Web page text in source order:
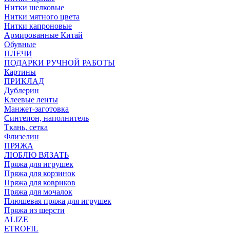
Нитки шелковые
Нитки мятного цвета
Нитки капроновые
Армированные Китай
Обувные
ПЛЕЧИ
ПОДАРКИ РУЧНОЙ РАБОТЫ
Картины
ПРИКЛАД
Дублерин
Клеевые ленты
Манжет-заготовка
Синтепон, наполнитель
Ткань, сетка
Флизелин
ПРЯЖА
ЛЮБЛЮ ВЯЗАТЬ
Пряжа для игрушек
Пряжа для корзинок
Пряжа для ковриков
Пряжа для мочалок
Плюшевая пряжа для игрушек
Пряжа из шерсти
ALIZE
ETROFIL